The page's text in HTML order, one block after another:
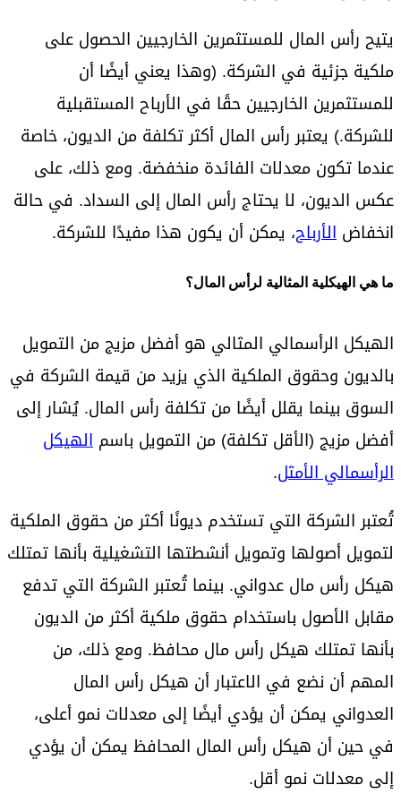
يتيح رأس المال للمستثمرين الخارجيين الحصول على
ملكية جزئية في الشركة. (وهذا يعني أيضًا أن
للمستثمرين الخارجيين حقًا في الأرباح المستقبلية
للشركة.) يعتبر رأس المال أكثر تكلفة من الديون، خاصة
عندما تكون معدلات الفائدة منخفضة. ومع ذلك، على
عكس الديون، لا يحتاج رأس المال إلى السداد. في حالة
انخفاض الأرباح، يمكن أن يكون هذا مفيدًا للشركة.
ما هي الهيكلية المثالية لرأس المال؟
الهيكل الرأسمالي المثالي هو أفضل مزيج من التمويل
بالديون وحقوق الملكية الذي يزيد من قيمة الشركة في
السوق بينما يقلل أيضًا من تكلفة رأس المال. يُشار إلى
أفضل مزيج (الأقل تكلفة) من التمويل باسم الهيكل
الرأسمالي الأمثل.
تُعتبر الشركة التي تستخدم ديونًا أكثر من حقوق الملكية
لتمويل أصولها وتمويل أنشطتها التشغيلية بأنها تمتلك
هيكل رأس مال عدواني. بينما تُعتبر الشركة التي تدفع
مقابل الأصول باستخدام حقوق ملكية أكثر من الديون
بأنها تمتلك هيكل رأس مال محافظ. ومع ذلك، من
المهم أن نضع في الاعتبار أن هيكل رأس المال
العدواني يمكن أن يؤدي أيضًا إلى معدلات نمو أعلى،
في حين أن هيكل رأس المال المحافظ يمكن أن يؤدي
إلى معدلات نمو أقل.